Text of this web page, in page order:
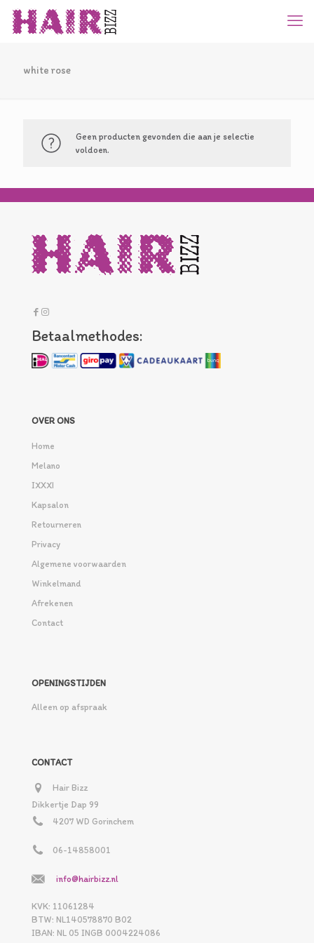
white rose
Geen producten gevonden die aan je selectie
voldoen.
Betaalmethodes:
OVER ONS
Home
Melano
IXXXI
Kapsalon
Retourneren
Privacy
Algemene voorwaarden
Winkelmand
Afrekenen
Contact
OPENINGSTIJDEN
Alleen op afspraak
CONTACT
Hair Bizz
Dikkertje Dap 99
4207 WD Gorinchem
06-14858001
info@hairbizz.nl
KVK: 11061284
BTW: NL140578870 B02
IBAN: NL 05 INGB 0004224086